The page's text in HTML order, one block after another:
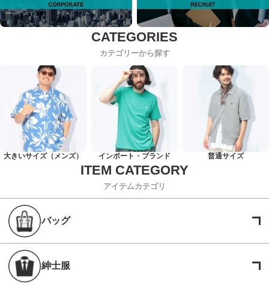
カテゴリーから探す
大きいサイズ（メンズ） インポート・ブランド 普通サイズ
アイテムカテゴリ
バッグ
紳士服